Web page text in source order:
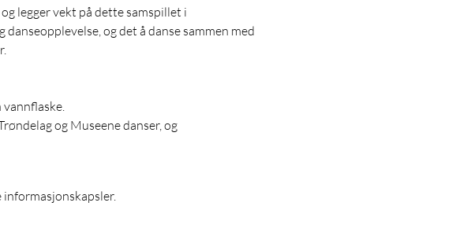
legger vekt på dette samspillet i
og det å danse sammen med
og Museene danser, og